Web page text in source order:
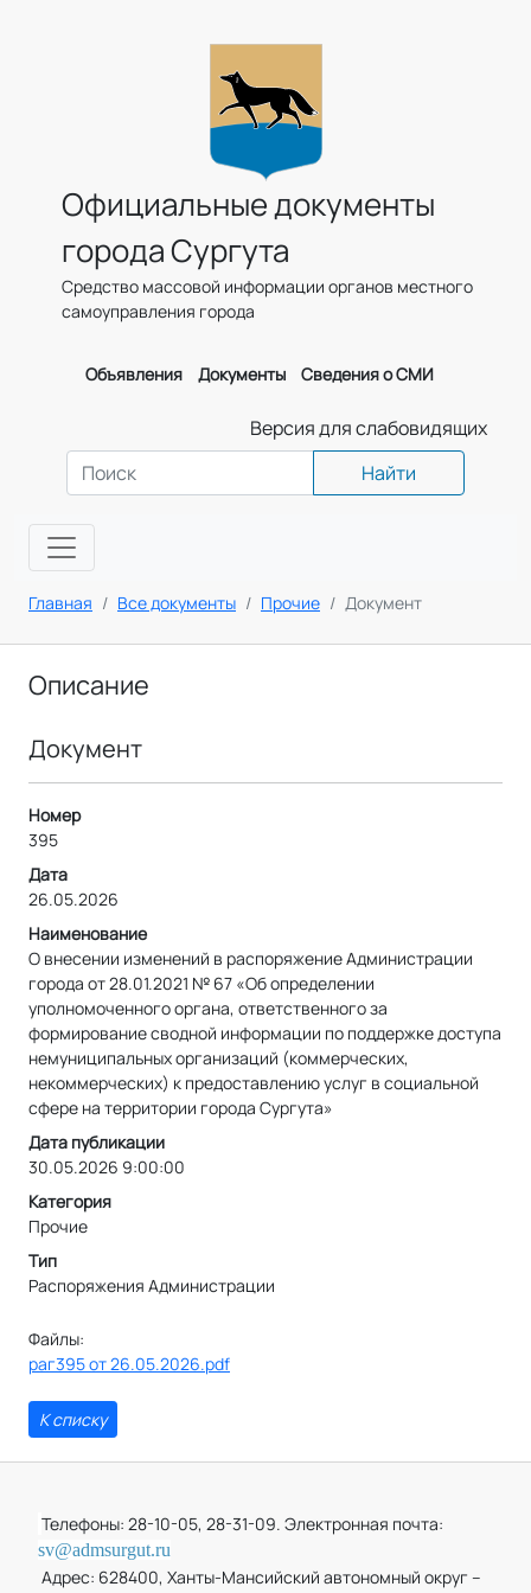
Официальные документы
города Сургута
Средство массовой информации органов местного
самоуправления города
Объявления Документы Сведения о СМИ
Версия для слабовидящих
Найти
Главная Все документы Прочие Документ
Описание
Документ
Номер
395
Дата
26.05.2026
Наименование
О внесении изменений в распоряжение Администрации
города от 28.01.2021 № 67 «Об определении
уполномоченного органа, ответственного за
формирование сводной информации по поддержке доступа
немуниципальных организаций (коммерческих,
некоммерческих) к предоставлению услуг в социальной
сфере на территории города Сургута»
Дата публикации
30.05.2026 9:00:00
Категория
Прочие
Тип
Распоряжения Администрации
Файлы:
раг395 от 26.05.2026.pdf
К списку
Телефоны: 28-10-05, 28-31-09. Электронная почта:
sv@admsurgut.ru
Адрес: 628400, Ханты-Мансийский автономный округ –